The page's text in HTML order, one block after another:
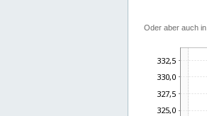
Oder aber auch in